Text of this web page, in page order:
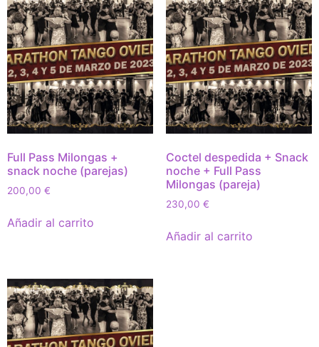
Full Pass Milongas +
snack noche (parejas)
200,00 €
Añadir al carrito
Coctel despedida + Snack
noche + Full Pass
Milongas (pareja)
230,00 €
Añadir al carrito